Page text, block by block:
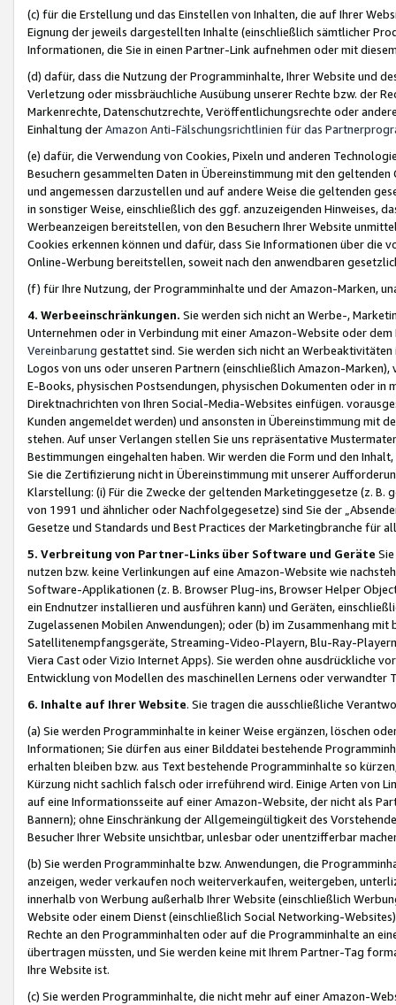
(c) für die Erstellung und das Einstellen von Inhalten, die auf Ihrer
Eignung der jeweils dargestellten Inhalte (einschließlich sämtlicher
Informationen, die Sie in einen Partner-Link aufnehmen oder mit
(d) dafür, dass die Nutzung der Programminhalte, Ihrer Website und
Verletzung oder missbräuchliche Ausübung unserer Rechte bzw. der
Markenrechte, Datenschutzrechte, Veröffentlichungsrechte oder
Einhaltung derAmazon Anti-Fälschungsrichtlinien für das
(e) dafür, die Verwendung von Cookies, Pixeln und anderen
Besuchern gesammelten Daten in Übereinstimmung mit den
und angemessen darzustellen und auf andere Weise die geltenden
in sonstiger Weise, einschließlich des ggf. anzuzeigenden Hinweises,
Werbeanzeigen bereitstellen, von den Besuchern Ihrer Website
Cookies erkennen können und dafür, dass Sie Informationen über die
Online-Werbung bereitstellen, soweit nach den anwendbaren
(f) für Ihre Nutzung, der Programminhalte und der Amazon-Marken,
4. Werbeeinschränkungen. Sie werden sich nicht an Werbe-,
Unternehmen oder in Verbindung mit einer Amazon-Website oder
Vereinbarung gestattet sind. Sie werden sich nicht an
Logos von uns oder unseren Partnern (einschließlich Amazon-
E-Books, physischen Postsendungen, physischen Dokumenten oder in
Direktnachrichten von Ihren Social-Media-Websites einfügen.
Kunden angemeldet werden) und ansonsten in Übereinstimmung mit
stehen. Auf unser Verlangen stellen Sie uns repräsentative
Bestimmungen eingehalten haben. Wir werden die Form und den
Sie die Zertifizierung nicht in Übereinstimmung mit unserer
Klarstellung: (i) Für die Zwecke der geltenden Marketinggesetze (z. B.
von 1991 und ähnlicher oder Nachfolgegesetze) sind Sie der
Gesetze und Standards und Best Practices der Marketingbranche für
5. Verbreitung von Partner-Links über Software und Geräte
nutzen bzw. keine Verlinkungen auf eine Amazon-Website wie
Software-Applikationen (z. B. Browser Plug-ins, Browser Helper
ein Endnutzer installieren und ausführen kann) und Geräten,
Zugelassenen Mobilen Anwendungen); oder (b) im Zusammenhang
Satellitenempfangsgeräte, Streaming-Video-Playern, Blu-Ray-
Viera Cast oder Vizio Internet Apps). Sie werden ohne ausdrückliche
Entwicklung von Modellen des maschinellen Lernens oder
6. Inhalte auf Ihrer Website. Sie tragen die ausschließliche
(a) Sie werden Programminhalte in keiner Weise ergänzen, löschen
Informationen; Sie dürfen aus einer Bilddatei bestehende
erhalten bleiben bzw. aus Text bestehende Programminhalte so
Kürzung nicht sachlich falsch oder irreführend wird. Einige Arten von
auf eine Informationsseite auf einer Amazon-Website, der nicht als
Bannern); ohne Einschränkung der Allgemeingültigkeit des
Besucher Ihrer Website unsichtbar, unlesbar oder unentzifferbar
(b) Sie werden Programminhalte bzw. Anwendungen, die
anzeigen, weder verkaufen noch weiterverkaufen, weitergeben,
innerhalb von Werbung außerhalb Ihrer Website (einschließlich
Website oder einem Dienst (einschließlich Social Networking-
Rechte an den Programminhalten oder auf die Programminhalte an
übertragen müssten, und Sie werden keine mit Ihrem Partner-Tag
Ihre Website ist.
(c) Sie werden Programminhalte, die nicht mehr auf einer Amazon-